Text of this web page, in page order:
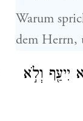
Warum
dem Herrn,
יִיעַ֖ף וְלֹ֣א